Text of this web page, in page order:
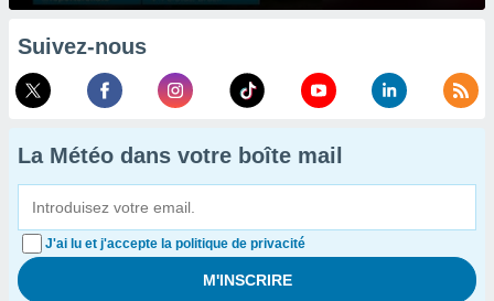
Suivez-nous
La Météo dans votre boîte mail
J'ai lu et j'accepte la politique de privacité